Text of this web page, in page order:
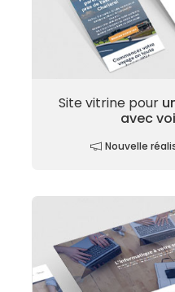
Site vitrine pour
avec
Nouvelle